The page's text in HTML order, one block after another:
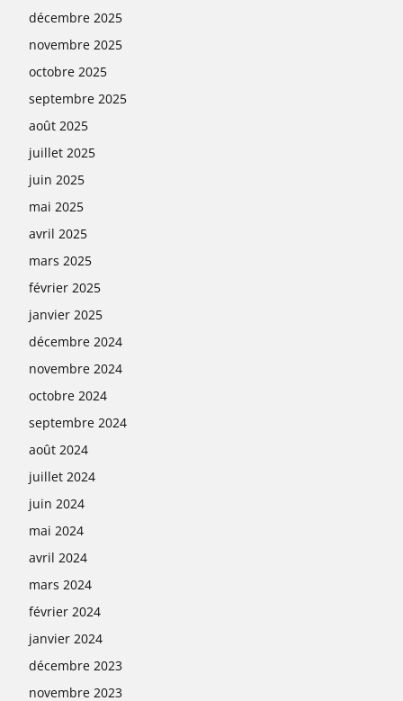
décembre 2025
novembre 2025
octobre 2025
septembre 2025
août 2025
juillet 2025
juin 2025
mai 2025
avril 2025
mars 2025
février 2025
janvier 2025
décembre 2024
novembre 2024
octobre 2024
septembre 2024
août 2024
juillet 2024
juin 2024
mai 2024
avril 2024
mars 2024
février 2024
janvier 2024
décembre 2023
novembre 2023